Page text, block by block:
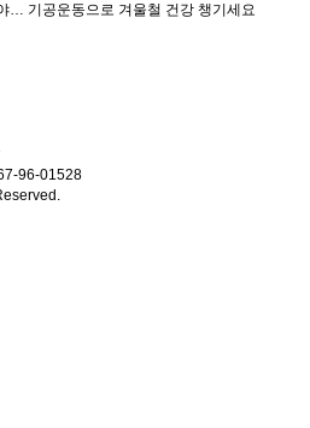
… 기공운동으로 겨울철 건강 챙기세요
96-01528